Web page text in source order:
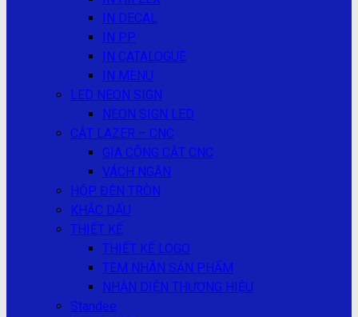
IN DECAL
IN PP
IN CATALOGUE
IN MENU
LED NEON SIGN
NEON SIGN LED
CẮT LAZER – CNC
GIA CÔNG CẮT CNC
VÁCH NGĂN
HỘP ĐÈN TRÒN
KHẮC DẤU
THIẾT KẾ
THIẾT KẾ LOGO
TEM NHÃN SẢN PHẨM
NHẬN DIỆN THƯƠNG HIỆU
Standee